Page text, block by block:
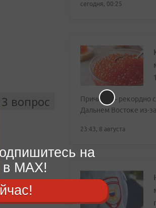
сегодня, 00:25
Причина — рекордно
Дальнем Востоке из-
23:43, 8 августа
на
MAX!